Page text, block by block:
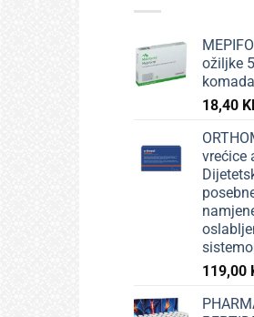
ožiljke
komada
18,40
vrećice
119,00